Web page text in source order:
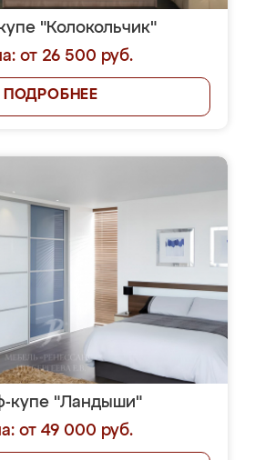
"Колокольчик"
от 26 500 руб.
ПОДРОБНЕЕ
купе "Ландыши"
от 49 000 руб.